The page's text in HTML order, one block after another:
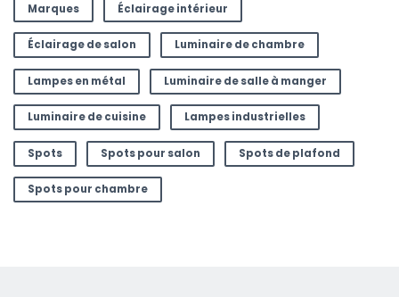
Marques Éclairage intérieur
Éclairage de salon Luminaire de chambre
Lampes en métal Luminaire de salle à manger
Luminaire de cuisine Lampes industrielles
Spots Spots pour salon Spots de plafond
Spots pour chambre